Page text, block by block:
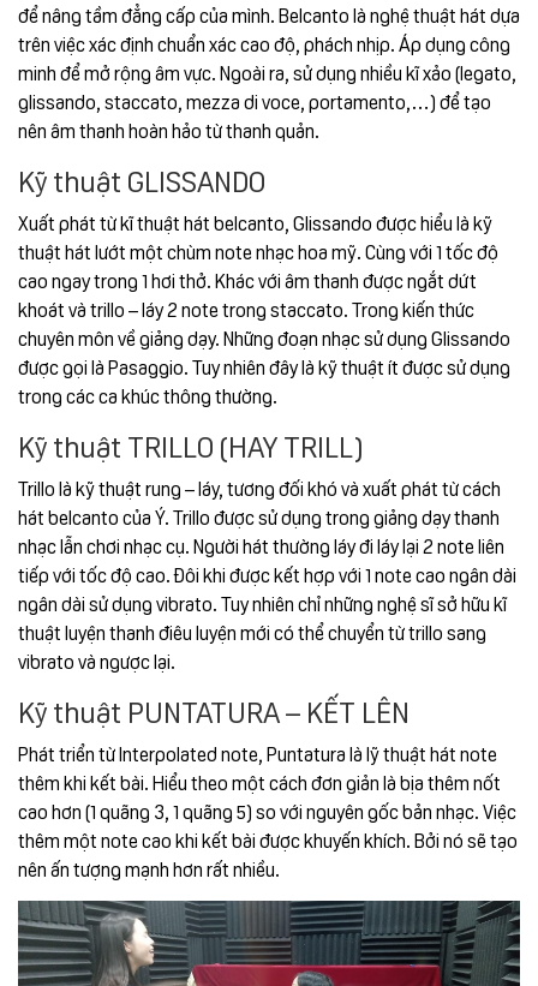
để nâng tầm đẳng cấp của mình. Belcanto là nghệ thuật hát dựa
trên việc xác định chuẩn xác cao độ, phách nhịp. Áp dụng công
minh để mở rộng âm vực. Ngoài ra, sử dụng nhiều kĩ xảo (legato,
glissando, staccato, mezza di voce, portamento,…) để tạo
nên âm thanh hoàn hảo từ thanh quản.
Kỹ thuật GLISSANDO
Xuất phát từ kĩ thuật hát belcanto, Glissando được hiểu là kỹ
thuật hát lướt một chùm note nhạc hoa mỹ. Cùng với 1 tốc độ
cao ngay trong 1 hơi thở. Khác với âm thanh được ngắt dứt
khoát và trillo – láy 2 note trong staccato. Trong kiến thức
chuyên môn về giảng dạy. Những đoạn nhạc sử dụng Glissando
được gọi là Pasaggio. Tuy nhiên đây là kỹ thuật ít được sử dụng
trong các ca khúc thông thường.
Kỹ thuật TRILLO (HAY TRILL)
Trillo là kỹ thuật rung – láy, tương đối khó và xuất phát từ cách
hát belcanto của Ý. Trillo được sử dụng trong giảng dạy thanh
nhạc lẫn chơi nhạc cụ. Người hát thường láy đi láy lại 2 note liên
tiếp với tốc độ cao. Đôi khi được kết hợp với 1 note cao ngân dài
ngân dài sử dụng vibrato. Tuy nhiên chỉ những nghệ sĩ sở hữu kĩ
thuật luyện thanh điêu luyện mới có thể chuyển từ trillo sang
vibrato và ngược lại.
Kỹ thuật PUNTATURA – KẾT LÊN
Phát triển từ Interpolated note, Puntatura là lỹ thuật hát note
thêm khi kết bài. Hiểu theo một cách đơn giản là bịa thêm nốt
cao hơn (1 quãng 3, 1 quãng 5) so với nguyên gốc bản nhạc. Việc
thêm một note cao khi kết bài được khuyến khích. Bởi nó sẽ tạo
nên ấn tượng mạnh hơn rất nhiều.